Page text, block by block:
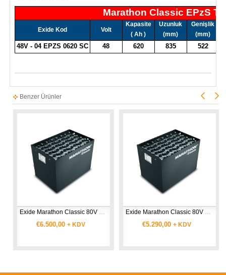
Marathon Classic EPzS
Exide Kod Volt
Kapasite Uzunluk Genişlik
( Ah )
(mm) (mm)
48V - 04 EPZS 0620 SC 48 620 835 522
Benzer Ürünler
Exide Marathon Classic 80V 05 EPzS 0775 SC - 80V 775 Ah EPzS Akü
€6.500,00 + KDV
Exide Marathon Classic 80V 05 EPzS 0625 SC - 80V 625 Ah EPzS Akü
€5.290,00 + KDV